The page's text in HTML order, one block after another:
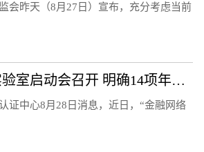
会昨天（8月27日）宣布，充分考虑当前
金融网络安全实验室启动会召开 明确14项年度重点工作任务
证中心8月28日消息，近日，“金融网络